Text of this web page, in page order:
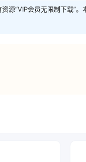
源“VIP会员无限制下载”